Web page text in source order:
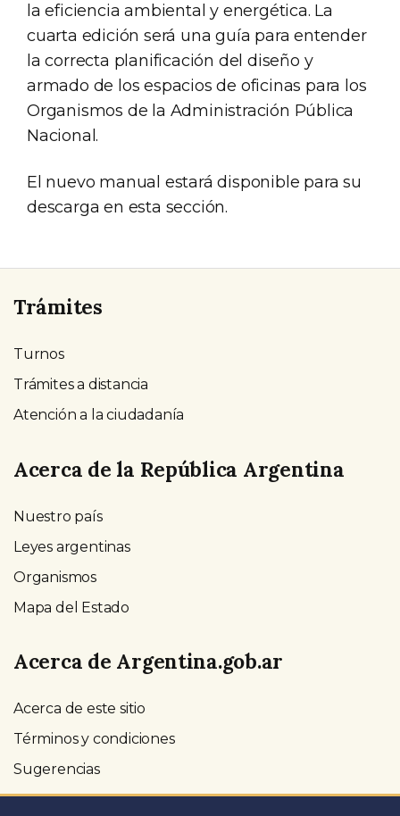
la eficiencia ambiental y energética. La
cuarta edición será una guía para entender
la correcta planificación del diseño y
armado de los espacios de oficinas para los
Organismos de la Administración Pública
Nacional.
El nuevo manual estará disponible para su
descarga en esta sección.
Trámites
Turnos
Trámites a distancia
Atención a la ciudadanía
Acerca de la República Argentina
Nuestro país
Leyes argentinas
Organismos
Mapa del Estado
Acerca de Argentina.gob.ar
Acerca de este sitio
Términos y condiciones
Sugerencias